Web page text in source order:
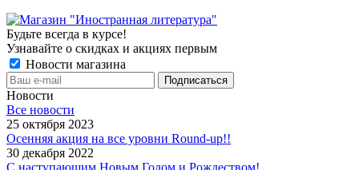
Будьте всегда в курсе!
Узнавайте о скидках и акциях первым
Новости магазина
Новости
Все новости
25 октября 2023
Осенняя акция на все уровни Round-up!!
30 декабря 2022
С наступающим Новым Годом и Рождеством!